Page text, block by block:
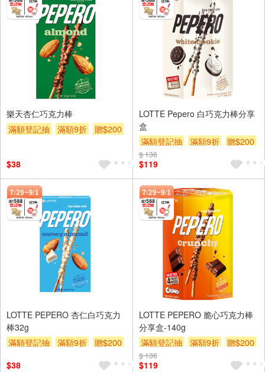
樂天杏仁巧克力棒
滿額登記抽
滿額9折 贈$200
$38
LOTTE Pepero 白巧克力棒分享
盒
滿額登記抽
滿額9折 贈$200
$ 136
$119
LOTTE PEPERO 杏仁白巧克力
棒32g
滿額登記抽
滿額9折
贈$200
$38
LOTTE PEPERO 脆心巧克力棒
分享盒-140g
滿額登記抽
滿額9折 贈$200
$ 136
$119